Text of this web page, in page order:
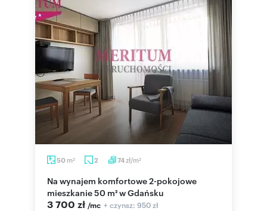
50 m2 2 74zł/m2
Na wynajem komfortowe 2-pokojowe
mieszkanie 50 m² w Gdańsku
3 700 zł /mc + czynsz: 950 zł